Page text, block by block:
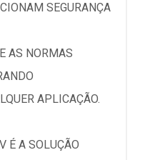
SEGURANÇA
AS NORMAS
APLICAÇÃO.
É A SOLUÇÃO